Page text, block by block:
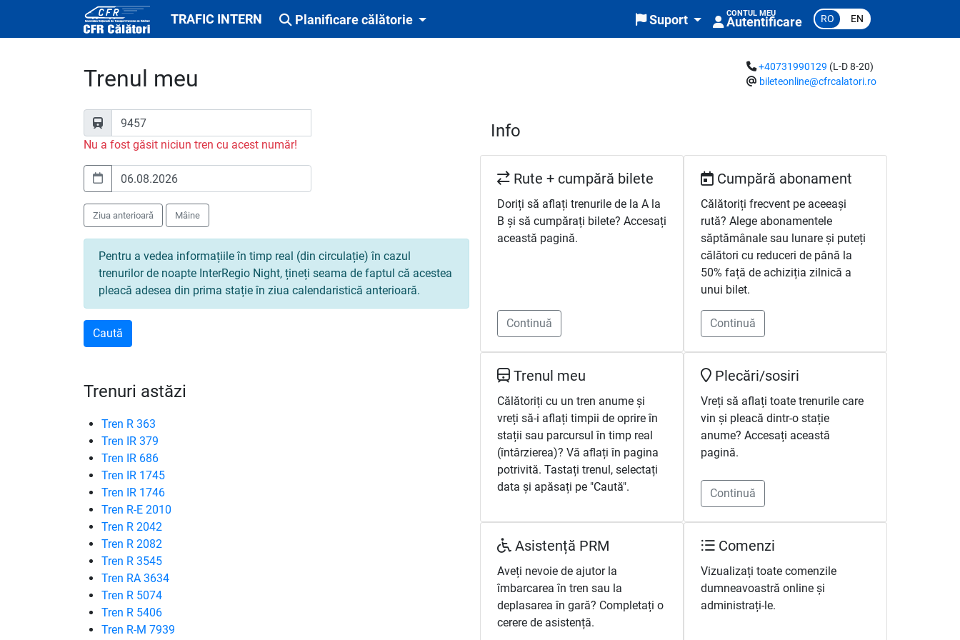
TRAFIC INTERN Planificare călătorie Suport CONTUL MEU
Autentificare RO EN
Trenul meu +40731990129 (L-D 8-20)
bileteonline@cfrcalatori.ro
Nu a fost găsit niciun tren cu acest număr!
Ziua anterioară Mâine
Pentru a vedea informațiile în timp real (din circulație) în cazul
trenurilor de noapte InterRegio Night, țineți seama de faptul că acestea
pleacă adesea din prima stație în ziua calendaristică anterioară.
Trenuri astăzi
Tren R 363
Tren IR 379
Tren IR 686
Tren IR 1745
Tren IR 1746
Tren R-E 2010
Tren R 2042
Tren R 2082
Tren R 3545
Tren RA 3634
Tren R 5074
Tren R 5406
Tren R-M 7939
Info
Rute + cumpără bilete
Doriți să aflați trenurile de la A la
B și să cumpărați bilete? Accesați
această pagină.
Continuă
Cumpără abonament
Călătoriți frecvent pe aceeași
rută? Alege abonamentele
săptămânale sau lunare și puteți
călători cu reduceri de până la
50% față de achiziția zilnică a
unui bilet.
Continuă
Trenul meu
Călătoriți cu un tren anume și
vreți să-i aflați timpii de oprire în
stații sau parcursul în timp real
(întârzierea)? Vă aflați în pagina
potrivită. Tastați trenul, selectați
data și apăsați pe "Caută".
Plecări/sosiri
Vreți să aflați toate trenurile care
vin și pleacă dintr-o stație
anume? Accesați această
pagină.
Continuă
Asistență PRM
Aveți nevoie de ajutor la
îmbarcarea în tren sau la
deplasarea în gară? Completați o
cerere de asistență.
Comenzi
Vizualizați toate comenzile
dumneavoastră online și
administrați-le.